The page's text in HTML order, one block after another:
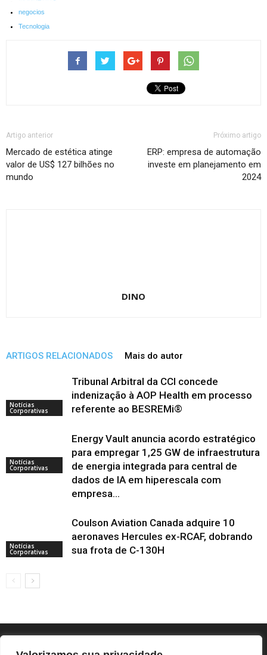
negocios
Tecnologia
Artigo anterior
Mercado de estética atinge
valor de US$ 127 bilhões no
mundo
Próximo artigo
ERP: empresa de automação
investe em planejamento em
2024
DINO
ARTIGOS RELACIONADOS Mais do autor
Notícias
Corporativas
Tribunal Arbitral da CCI concede
indenização à AOP Health em processo
referente ao BESREMi®
Notícias
Corporativas
Energy Vault anuncia acordo estratégico
para empregar 1,25 GW de infraestrutura
de energia integrada para central de
dados de IA em hiperescala com
empresa...
Notícias
Corporativas
Coulson Aviation Canada adquire 10
aeronaves Hercules ex-RCAF, dobrando
sua frota de C-130H